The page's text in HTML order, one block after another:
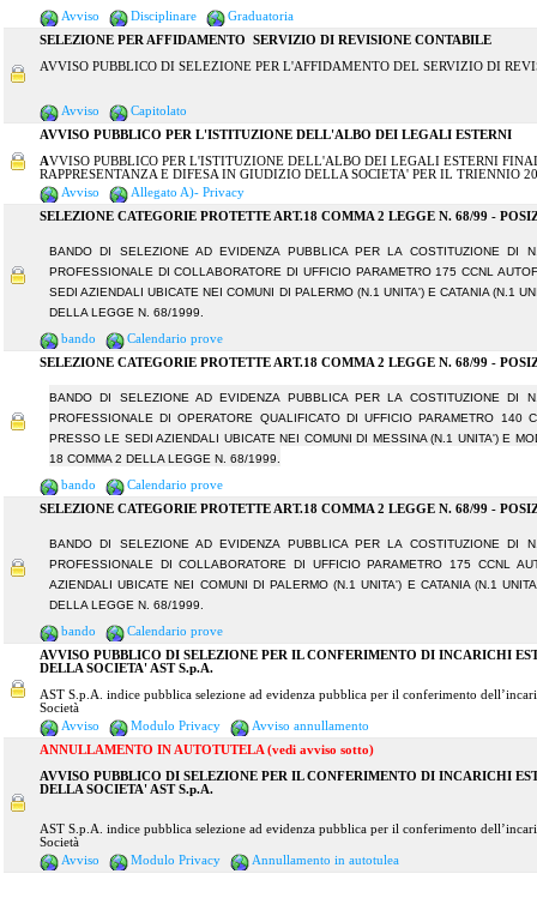
Avviso Disciplinare
Graduatoria
SELEZIONE PER AFFIDAMENTO SERVIZIO DI REVISIONE CONTABILE
AVVISO PUBBLICO DI SELEZIONE PER L'AFFIDAMENTO DEL SERVIZIO DI
Avviso
Capitolato
AVVISO PUBBLICO PER L'ISTITUZIONE DELL'ALBO DEI LEGALI ESTERNI
AVVISO PUBBLICO PER L'ISTITUZIONE DELL'ALBO DEI LEGALI ESTERNI
RAPPRESENTANZA E DIFESA IN GIUDIZIO DELLA SOCIETA' PER IL TRIENNIO
Avviso
Allegato A)- Privacy
SELEZIONE CATEGORIE PROTETTE ART.18 COMMA 2 LEGGE N. 68/99 -
BANDO DI SELEZIONE AD EVIDENZA PUBBLICA PER LA COSTITUZIONE DI
PROFESSIONALE DI COLLABORATORE DI UFFICIO PARAMETRO 175 CCNL
SEDI AZIENDALI UBICATE NEI COMUNI DI PALERMO (N.1 UNITA') E CATANIA (N.1
DELLA LEGGE N. 68/1999.
bando
Calendario prove
SELEZIONE CATEGORIE PROTETTE ART.18 COMMA 2 LEGGE N. 68/99 -
BANDO DI SELEZIONE AD EVIDENZA PUBBLICA PER LA COSTITUZIONE DI
PROFESSIONALE DI OPERATORE QUALIFICATO DI UFFICIO PARAMETRO 140
PRESSO LE SEDI AZIENDALI UBICATE NEI COMUNI DI MESSINA (N.1 UNITA') E
18 COMMA 2 DELLA LEGGE N. 68/1999.
bando
Calendario prove
SELEZIONE CATEGORIE PROTETTE ART.18 COMMA 2 LEGGE N. 68/99 -
BANDO DI SELEZIONE AD EVIDENZA PUBBLICA PER LA COSTITUZIONE DI
PROFESSIONALE DI COLLABORATORE DI UFFICIO PARAMETRO 175 CCNL
AZIENDALI UBICATE NEI COMUNI DI PALERMO (N.1 UNITA') E CATANIA (N.1
DELLA LEGGE N. 68/1999.
bando
Calendario prove
AVVISO PUBBLICO DI SELEZIONE PER IL CONFERIMENTO DI INCARICHI
DELLA SOCIETA' AST S.p.A.
AST S.p.A. indice pubblica selezione ad evidenza pubblica per il conferimento
Società
Avviso
Modulo Privacy
Avviso annullamento
ANNULLAMENTO IN AUTOTUTELA (vedi avviso sotto)
AVVISO PUBBLICO DI SELEZIONE PER IL CONFERIMENTO DI INCARICHI
DELLA SOCIETA' AST S.p.A.
AST S.p.A. indice pubblica selezione ad evidenza pubblica per il conferimento
Società
Avviso
Modulo Privacy Annullamento in autotulea